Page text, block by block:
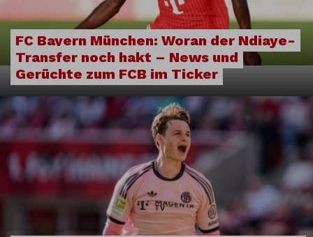
FC Bayern München: Woran der Ndiaye-
Transfer noch hakt – News und
Gerüchte zum FCB im Ticker